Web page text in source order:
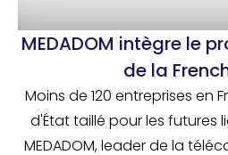
MEDADOM intègre le
de la
Moins de 120 entreprises en
d'État taillé pour les futures
MEDADOM, leader de la